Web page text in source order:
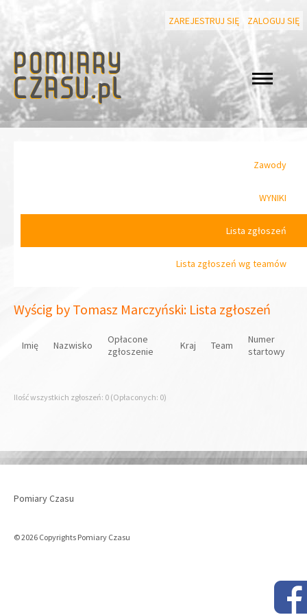
ZAREJESTRUJ SIĘ ZALOGUJ SIĘ
Zawody
WYNIKI
Lista zgłoszeń
Lista zgłoszeń wg teamów
Wyścig by Tomasz Marczyński: Lista zgłoszeń
Imię Nazwisko
Opłacone
zgłoszenie
Kraj Team
Numer
startowy
Ilość wszystkich zgłoszeń: 0 (Opłaconych: 0)
Pomiary Czasu
© 2026 Copyrights Pomiary Czasu